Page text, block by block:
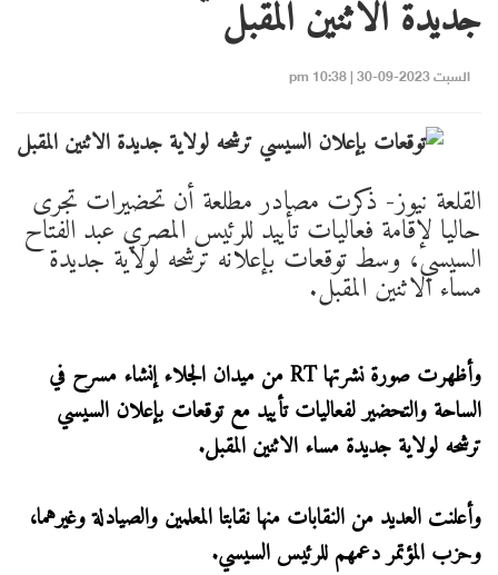
جديدة الاثنين المقبل
السبت 2023-09-30 | 10:38 pm
القلعة نيوز- ذكرت مصادر مطلعة أن تحضيرات تجرى
حاليا لإقامة فعاليات تأييد للرئيس المصري عبد الفتاح
السيسي، وسط توقعات بإعلانه ترشحه لولاية جديدة
مساء الاثنين المقبل.
وأظهرت صورة نشرتها RT من ميدان الجلاء إنشاء مسرح في
الساحة والتحضير لفعاليات تأييد مع توقعات بإعلان السيسي
ترشحه لولاية جديدة مساء الاثنين المقبل.
وأعلنت العديد من النقابات منها نقابتا المعلمين والصيادلة وغيرهما،
وحزب المؤتمر دعمهم للرئيس السيسي.